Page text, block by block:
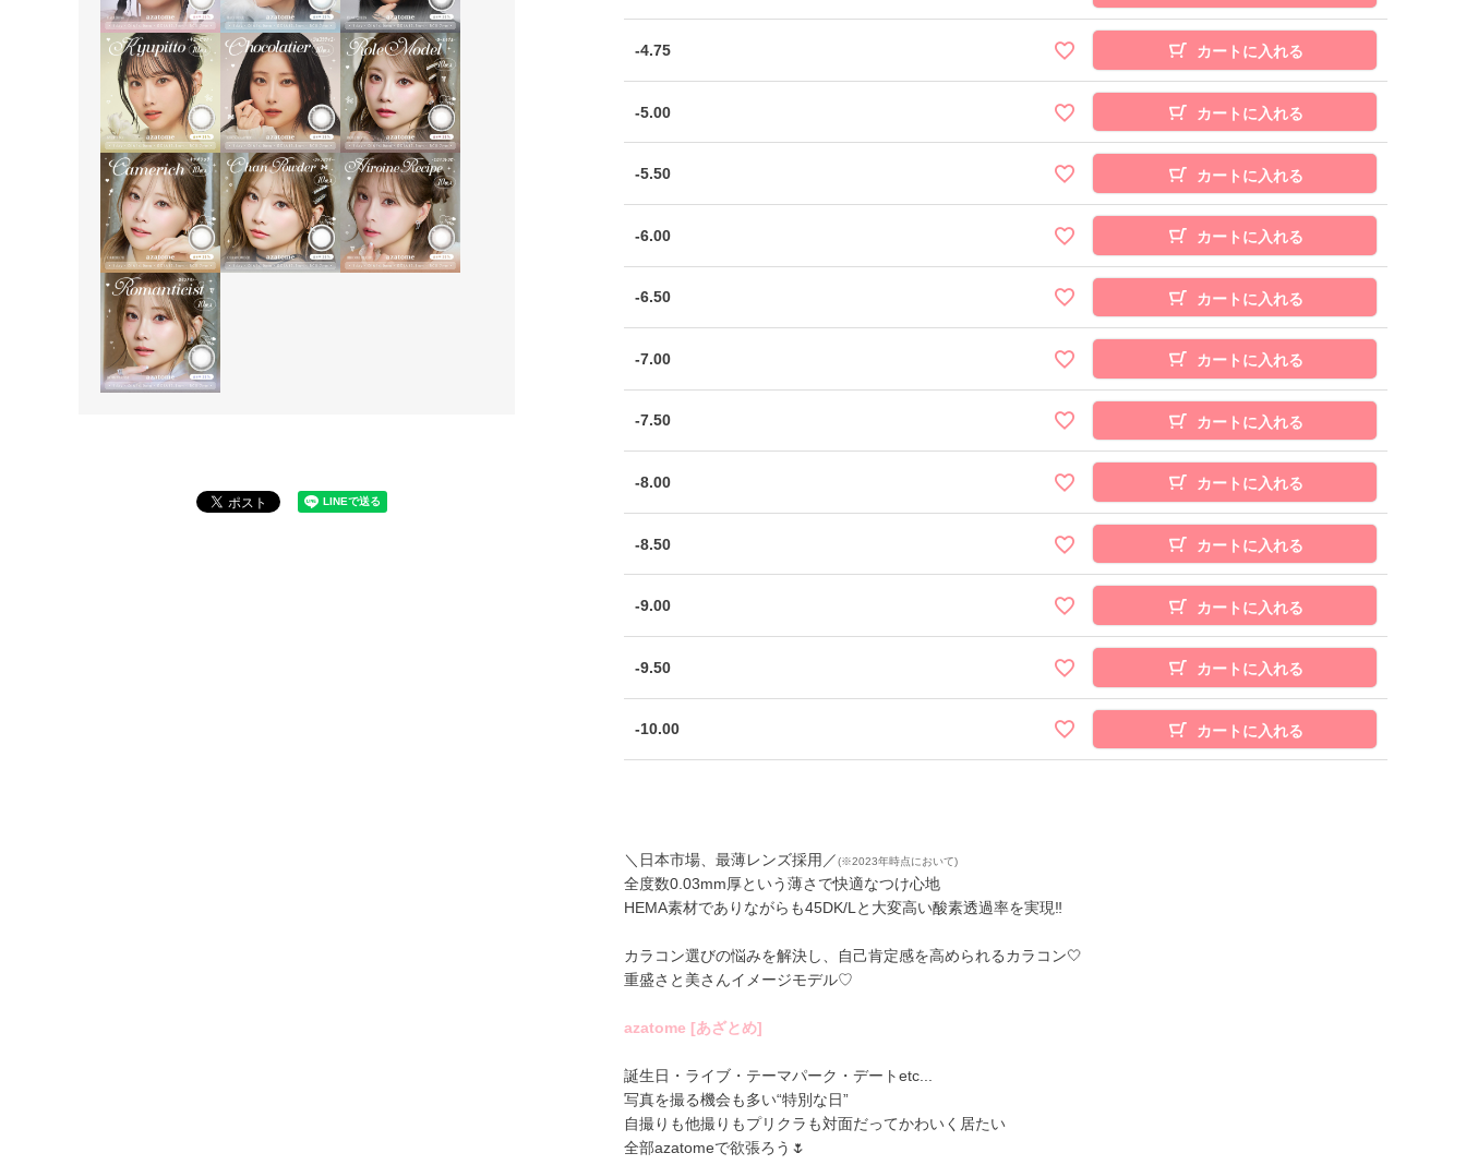
-4.75 カートに入れる
-5.00 カートに入れる
-5.50 カートに入れる
-6.00 カートに入れる
-6.50 カートに入れる
-7.00 カートに入れる
-7.50 カートに入れる
-8.00 カートに入れる
-8.50 カートに入れる
-9.00 カートに入れる
-9.50 カートに入れる
-10.00 カートに入れる
＼日本市場、最薄レンズ採用／(※2023年時点において)
全度数0.03mm厚という薄さで快適なつけ心地
HEMA素材でありながらも45DK/Lと大変高い酸素透過率を実現‼
カラコン選びの悩みを解決し、自己肯定感を高められるカラコン🤍
重盛さと美さんイメージモデル♡
azatome [あざとめ]
誕生日・ライブ・テーマパーク・デートetc...
写真を撮る機会も多い“特別な日”
自撮りも他撮りもプリクラも対面だってかわいく居たい
全部azatomeで欲張ろう🌷